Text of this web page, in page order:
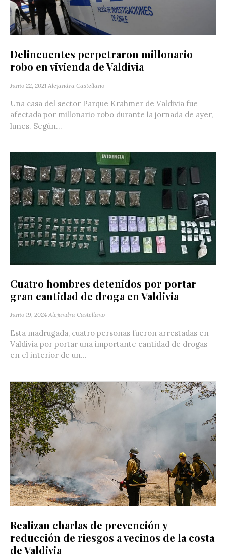
Delincuentes perpetraron millonario
robo en vivienda de Valdivia
Junio 22, 2021 Alejandra Castellano
Una casa del sector Parque Krahmer de Valdivia fue
afectada por millonario robo durante la jornada de ayer,
lunes. Según...
Cuatro hombres detenidos por portar
gran cantidad de droga en Valdivia
Junio 19, 2024 Alejandra Castellano
Esta madrugada, cuatro personas fueron arrestadas en
Valdivia por portar una importante cantidad de drogas
en el interior de un...
Realizan charlas de prevención y
reducción de riesgos a vecinos de la costa
de Valdivia